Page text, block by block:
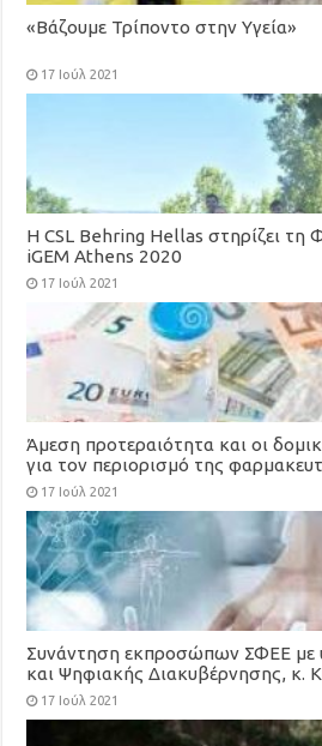
«Βάζουμε Τρίποντο στην Υγεία»
17 Ιούλ 2021
H CSL Behring Hellas στηρίζει τη
iGEM Athens 2020
17 Ιούλ 2021
Άμεση προτεραιότητα και οι
για τον περιορισμό της
17 Ιούλ 2021
Συνάντηση εκπροσώπων ΣΦΕΕ με
και Ψηφιακής Διακυβέρνησης, κ.
17 Ιούλ 2021